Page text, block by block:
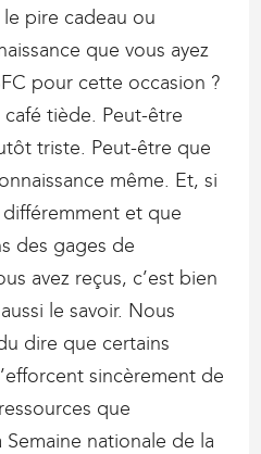
pire cadeau ou
que vous ayez
pour cette occasion ?
café tiède. Peut-être
triste. Peut-être que
même. Et, si
et que
des gages de
avez reçus, c’est bien
le savoir. Nous
dire que certains
sincèrement de
que
Semaine nationale de la